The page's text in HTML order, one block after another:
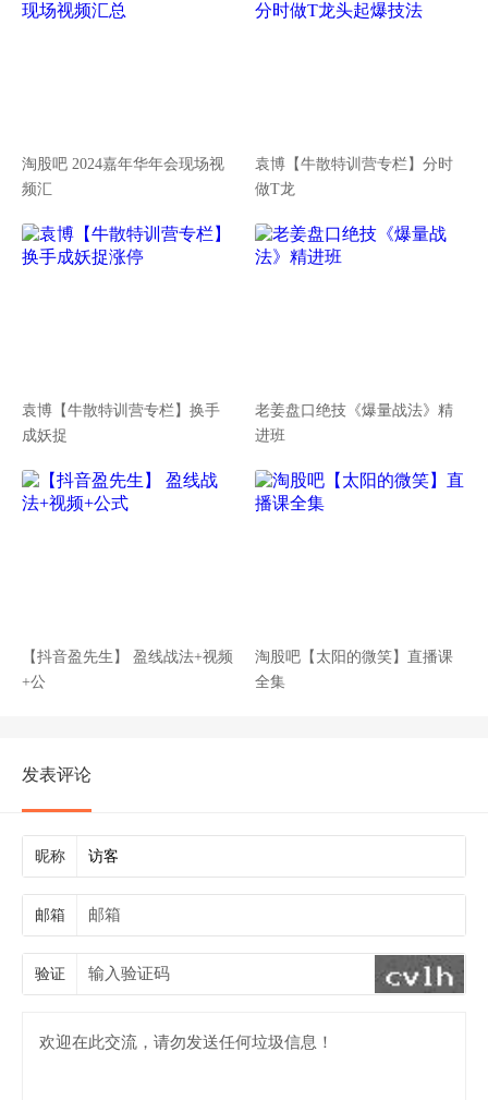
淘股吧 2024嘉年华年会现场视
频汇
袁博【牛散特训营专栏】分时
做T龙
袁博【牛散特训营专栏】换手
成妖捉
老姜盘口绝技《爆量战法》精
进班
【抖音盈先生】 盈线战法+视频
+公
淘股吧【太阳的微笑】直播课
全集
发表评论
昵称
邮箱
验证